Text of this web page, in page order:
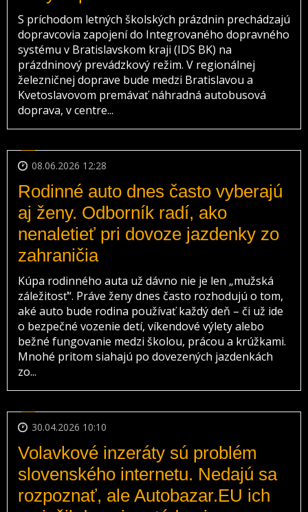
S príchodom letných školských prázdnin prechádzajú
dopravcovia zapojení do Integrovaného dopravného
systému v Bratislavskom kraji (IDS BK) na
prázdninový prevádzkový režim. V regionálnej
železničnej doprave bude medzi Bratislavou a
Kvetoslavovom premávať náhradná autobusová
doprava, v centre...
08.06.2026 12:28
Rodinné auto dnes často vyberajú
aj ženy. Odborník radí, ako
nenaletieť pri dovoze jazdenky zo
zahraničia
Kúpa rodinného auta už dávno nie je len „mužská
záležitosť“. Práve ženy dnes často rozhodujú o tom,
aké auto bude rodina používať každý deň – či už ide
o bezpečné vozenie detí, víkendové výlety alebo
bežné fungovanie medzi školou, prácou a krúžkami.
Mnohé pritom siahajú po dovezených jazdenkách
zo...
30.04.2026 10:10
Volavkové inzeráty sú problém
slovenského internetu. Nedajú sa
rozpoznať, ale Autobazar.EU ich